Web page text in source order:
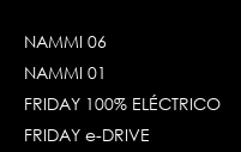
NAMMI 06
NAMMI 01
FRIDAY 100% ELÉCTRICO
FRIDAY e-DRIVE